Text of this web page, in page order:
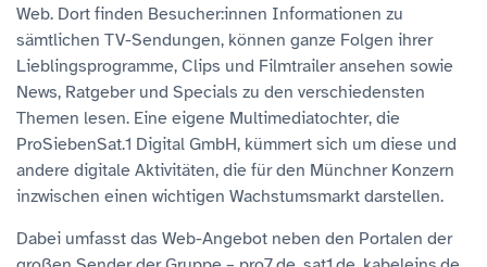
Web. Dort finden Besucher:innen Informationen zu
sämtlichen TV-Sendungen, können ganze Folgen ihrer
Lieblingsprogramme, Clips und Filmtrailer ansehen sowie
News, Ratgeber und Specials zu den verschiedensten
Themen lesen. Eine eigene Multimediatochter, die
ProSiebenSat.1 Digital GmbH, kümmert sich um diese und
andere digitale Aktivitäten, die für den Münchner Konzern
inzwischen einen wichtigen Wachstumsmarkt darstellen.
Dabei umfasst das Web-Angebot neben den Portalen der